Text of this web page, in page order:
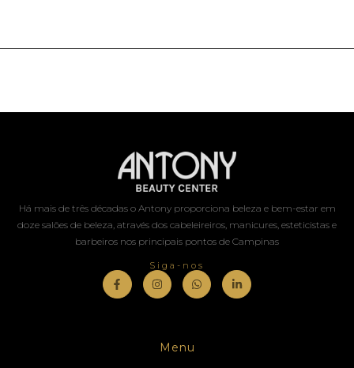
Há mais de três décadas o Antony proporciona beleza e bem-estar em
doze salões de beleza, através dos cabeleireiros, manicures, esteticistas e
barbeiros nos principais pontos de Campinas
Siga-nos
Menu